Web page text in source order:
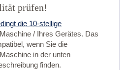
prüfen!
die 10-stellige
/ Ihres Gerätes. Das
wenn Sie die
Maschine in der unten
finden.